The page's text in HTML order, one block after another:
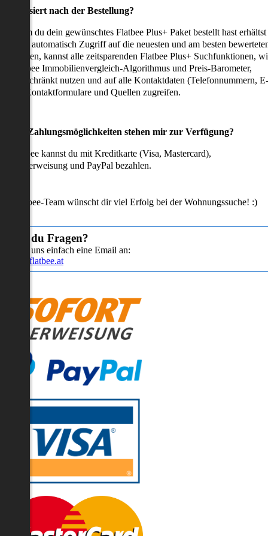
passiert nach der Bestellung?
du dein gewünschtes Flatbee Plus+ Paket bestellt hast erhältst
sofort automatisch Zugriff auf die neuesten und am besten
kannst alle zeitsparenden Flatbee Plus+ Suchfunktionen,
Flatbee Immobilienvergleich-Algorithmus und Preis-Barometer,
nutzen und auf alle Kontaktdaten (Telefonnummern, E-
Kontaktformulare und Quellen zugreifen.
Zahlungsmöglichkeiten stehen mir zur Verfügung?
Flatbee kannst du mit Kreditkarte (Visa, Mastercard),
und PayPal bezahlen.
Flatbee-Team wünscht dir viel Erfolg bei der Wohnungssuche! :)
Hast du Fragen?
Sende uns einfach eine Email an:
info@flatbee.at